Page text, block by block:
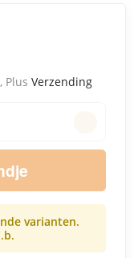
Plus Verzending
varianten.